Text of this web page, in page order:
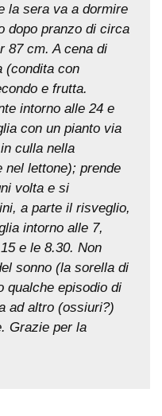
la sera va a dormire
dopo pranzo di circa
87 cm. A cena di
(condita con
e frutta.
intorno alle 24 e
con un pianto via
culla nella
nel lettone); prende
volta e si
a parte il risveglio,
intorno alle 7,
e le 8.30. Non
sonno (la sorella di
qualche episodio di
ad altro (ossiuri?)
Grazie per la